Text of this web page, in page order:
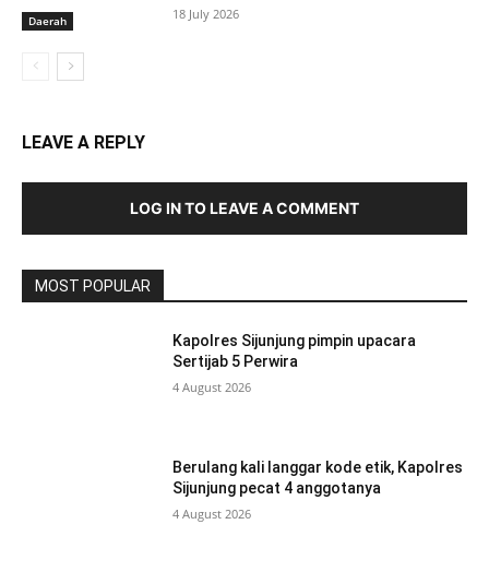
Daerah 18 July 2026
LEAVE A REPLY
LOG IN TO LEAVE A COMMENT
MOST POPULAR
Kapolres Sijunjung pimpin upacara
Sertijab 5 Perwira
4 August 2026
Berulang kali langgar kode etik, Kapolres
Sijunjung pecat 4 anggotanya
4 August 2026